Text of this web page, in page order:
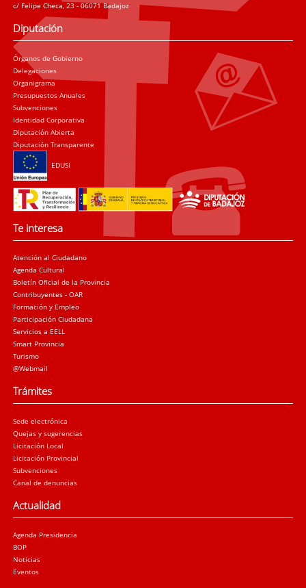
c/ Felipe Checa, 23 - 06071 Badajoz
Diputación
Órganos de Gobierno
Delegaciones
Organigrama
Presupuestos Anuales
Subvenciones
Identidad Corporativa
Diputación Abierta
Diputación Transparente
EDUSI
Te interesa
Atención al Ciudadano
Agenda Cultural
Boletín Oficial de la Provincia
Contribuyentes - OAR
Formación y Empleo
Participación Ciudadana
Servicios a EELL
Smart Provincia
Turismo
@Webmail
Trámites
Sede electrónica
Quejas y sugerencias
Licitación Local
Licitación Provincial
Subvenciones
Canal de denuncias
Actualidad
Agenda Presidencia
BOP
Noticias
Eventos